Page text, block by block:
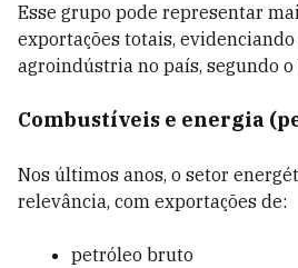
Esse grupo pode representar
exportações totais,
agroindústria no país, segundo
Combustíveis e energia
Nos últimos anos, o setor
relevância, com exportações de:
petróleo bruto